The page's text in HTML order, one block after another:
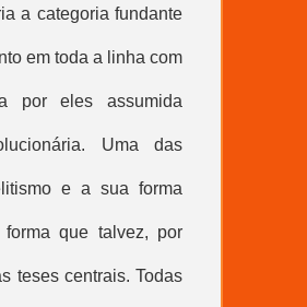
a categoria fundante
em toda a linha com
por eles assumida
Uma das
e a sua forma
que talvez, por
teses centrais. Todas